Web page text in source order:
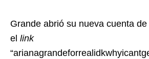
Grande abrió su nueva cuenta
el link